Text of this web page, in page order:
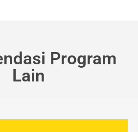
Program
Lain